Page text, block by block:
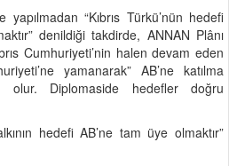
“Kıbrıs Türkü’nün hedefi
denildiği takdirde, ANNAN Plânı
Cumhuriyeti’nin halen devam eden
yamanarak” AB’ne katılma
Diplomaside hedefler doğru
hedefi AB’ne tam üye olmaktır”